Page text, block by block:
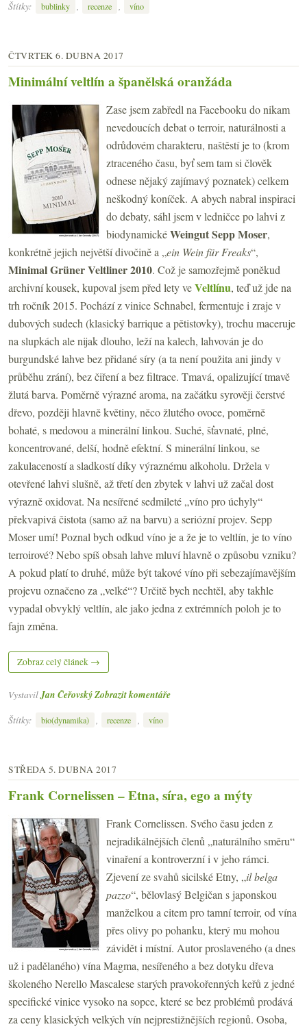
Štítky:
bublinky , recenze , víno
ČTVRTEK 6. DUBNA 2017
Minimální veltlín a španělská oranžáda
Zase jsem zabředl na Facebooku do nikam
nevedoucích debat o terroir, naturálnosti a
odrůdovém charakteru, naštěstí je to (krom
ztraceného času, byť sem tam si člověk
odnese nějaký zajímavý poznatek) celkem
neškodný koníček. A abych nabral inspiraci
do debaty, sáhl jsem v ledničce po lahvi z
biodynamickéWeingut Sepp Moser,
konkrétně jejich největší divočině a „ein Wein für Freaks“,
Minimal Grüner Veltliner 2010. Což je samozřejmě poněkud
archivní kousek, kupoval jsem před lety veVeltlínu, teď už jde na
trh ročník 2015. Pochází z vinice Schnabel, fermentuje i zraje v
dubových sudech (klasický barrique a pětistovky), trochu maceruje
na slupkách ale nijak dlouho, leží na kalech, lahvován je do
burgundské lahve bez přidané síry (a ta není použita ani jindy v
průběhu zrání), bez čiření a bez filtrace. Tmavá, opalizující tmavě
žlutá barva. Poměrně výrazné aroma, na začátku syrověji čerstvé
dřevo, později hlavně květiny, něco žlutého ovoce, poměrně
bohaté, s medovou a minerální linkou. Suché, šťavnaté, plné,
koncentrované, delší, hodně efektní. S minerální linkou, se
zakulaceností a sladkostí díky výraznému alkoholu. Držela v
otevřené lahvi slušně, až třetí den zbytek v lahvi už začal dost
výrazně oxidovat. Na nesířené sedmileté „víno pro úchyly“
překvapivá čistota (samo až na barvu) a seriózní projev. Sepp
Moser umí! Poznal bych odkud víno je a že je to veltlín, je to víno
terroirové? Nebo spíš obsah lahve mluví hlavně o způsobu vzniku?
A pokud platí to druhé, může být takové víno při sebezajímavějším
projevu označeno za „velké“? Určitě bych nechtěl, aby takhle
vypadal obvyklý veltlín, ale jako jedna z extrémních poloh je to
fajn změna.
Zobraz celý článek →
VystavilJan ČeřovskýZobrazit komentáře
Štítky:
bio(dynamika) , recenze , víno
STŘEDA 5. DUBNA 2017
Frank Cornelissen – Etna, síra, ego a mýty
Frank Cornelissen. Svého času jeden z
nejradikálnějších členů „naturálního směru“
vinaření a kontroverzní i v jeho rámci.
Zjevení ze svahů sicilské Etny, „il belga
pazzo“, bělovlasý Belgičan s japonskou
manželkou a citem pro tamní terroir, od vína
přes olivy po pohanku, který mu mohou
závidět i místní. Autor proslaveného (a dnes
už i padělaného) vína Magma, nesířeného a bez dotyku dřeva
školeného Nerello Mascalese starých pravokořenných keřů z jedné
specifické vinice vysoko na sopce, které se bez problémů prodává
za ceny klasických velkých vín nejprestižnějších regionů. Osoba,